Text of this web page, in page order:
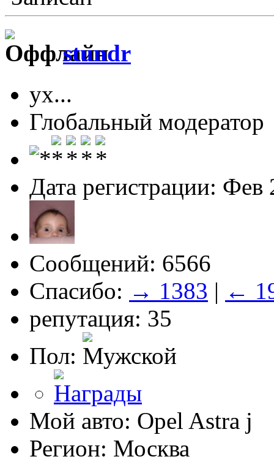
stundr
ух...
Глобальный модератор
Дата регистрации: Фев
Сообщений: 6566
Спасибо: → 1383 | ←
репутация: 35
Пол:
Мой авто: Opel Astra j
Регион: Москва